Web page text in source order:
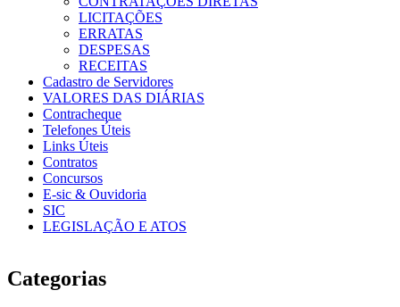
LICITAÇÕES
ERRATAS
DESPESAS
RECEITAS
Cadastro de Servidores
VALORES DAS DIÁRIAS
Contracheque
Telefones Úteis
Links Úteis
Contratos
Concursos
E-sic & Ouvidoria
SIC
LEGISLAÇÃO E ATOS
Categorias